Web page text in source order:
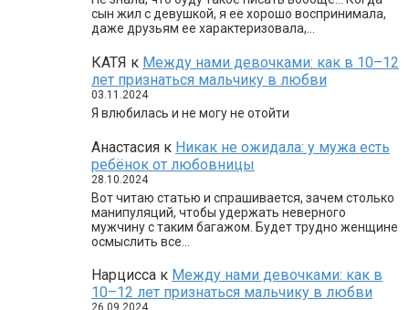
сын жил с девушкой, я ее хорошо воспринимала,
даже друзьям ее характеризовала,…
КАТЯ к Между нами девочками: как в 10–12
лет признаться мальчику в любви
03.11.2024
Я влюбилась и не могу не отойти
Анастасия к Никак не ожидала: у мужа есть
ребёнок от любовницы
28.10.2024
Вот читаю статью и спрашивается, зачем столько
манипуляций, чтобы удержать неверного
мужчину с таким багажом. Будет трудно женщине
осмыслить все…
Нарцисса к Между нами девочками: как в
10–12 лет признаться мальчику в любви